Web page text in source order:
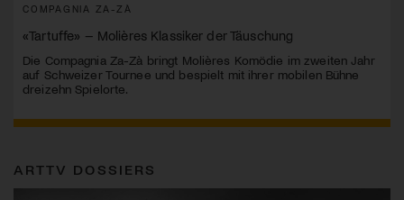
COMPAGNIA ZA-ZÀ
«Tartuffe» – Molières Klassiker der Täuschung
Die Compagnia Za-Zà bringt Molières Komödie im zweiten Jahr
auf Schweizer Tournee und bespielt mit ihrer mobilen Bühne
dreizehn Spielorte.
ARTTV DOSSIERS